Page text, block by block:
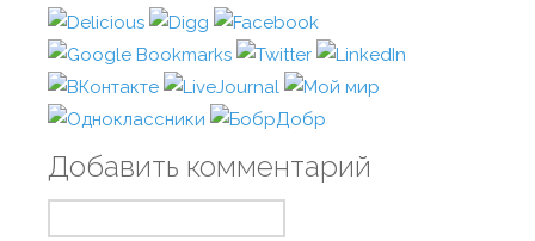
Добавить комментарий